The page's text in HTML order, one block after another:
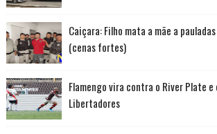
Caiçara: Filho mata a mãe a
(cenas fortes)
Flamengo vira contra o River Plate
Libertadores